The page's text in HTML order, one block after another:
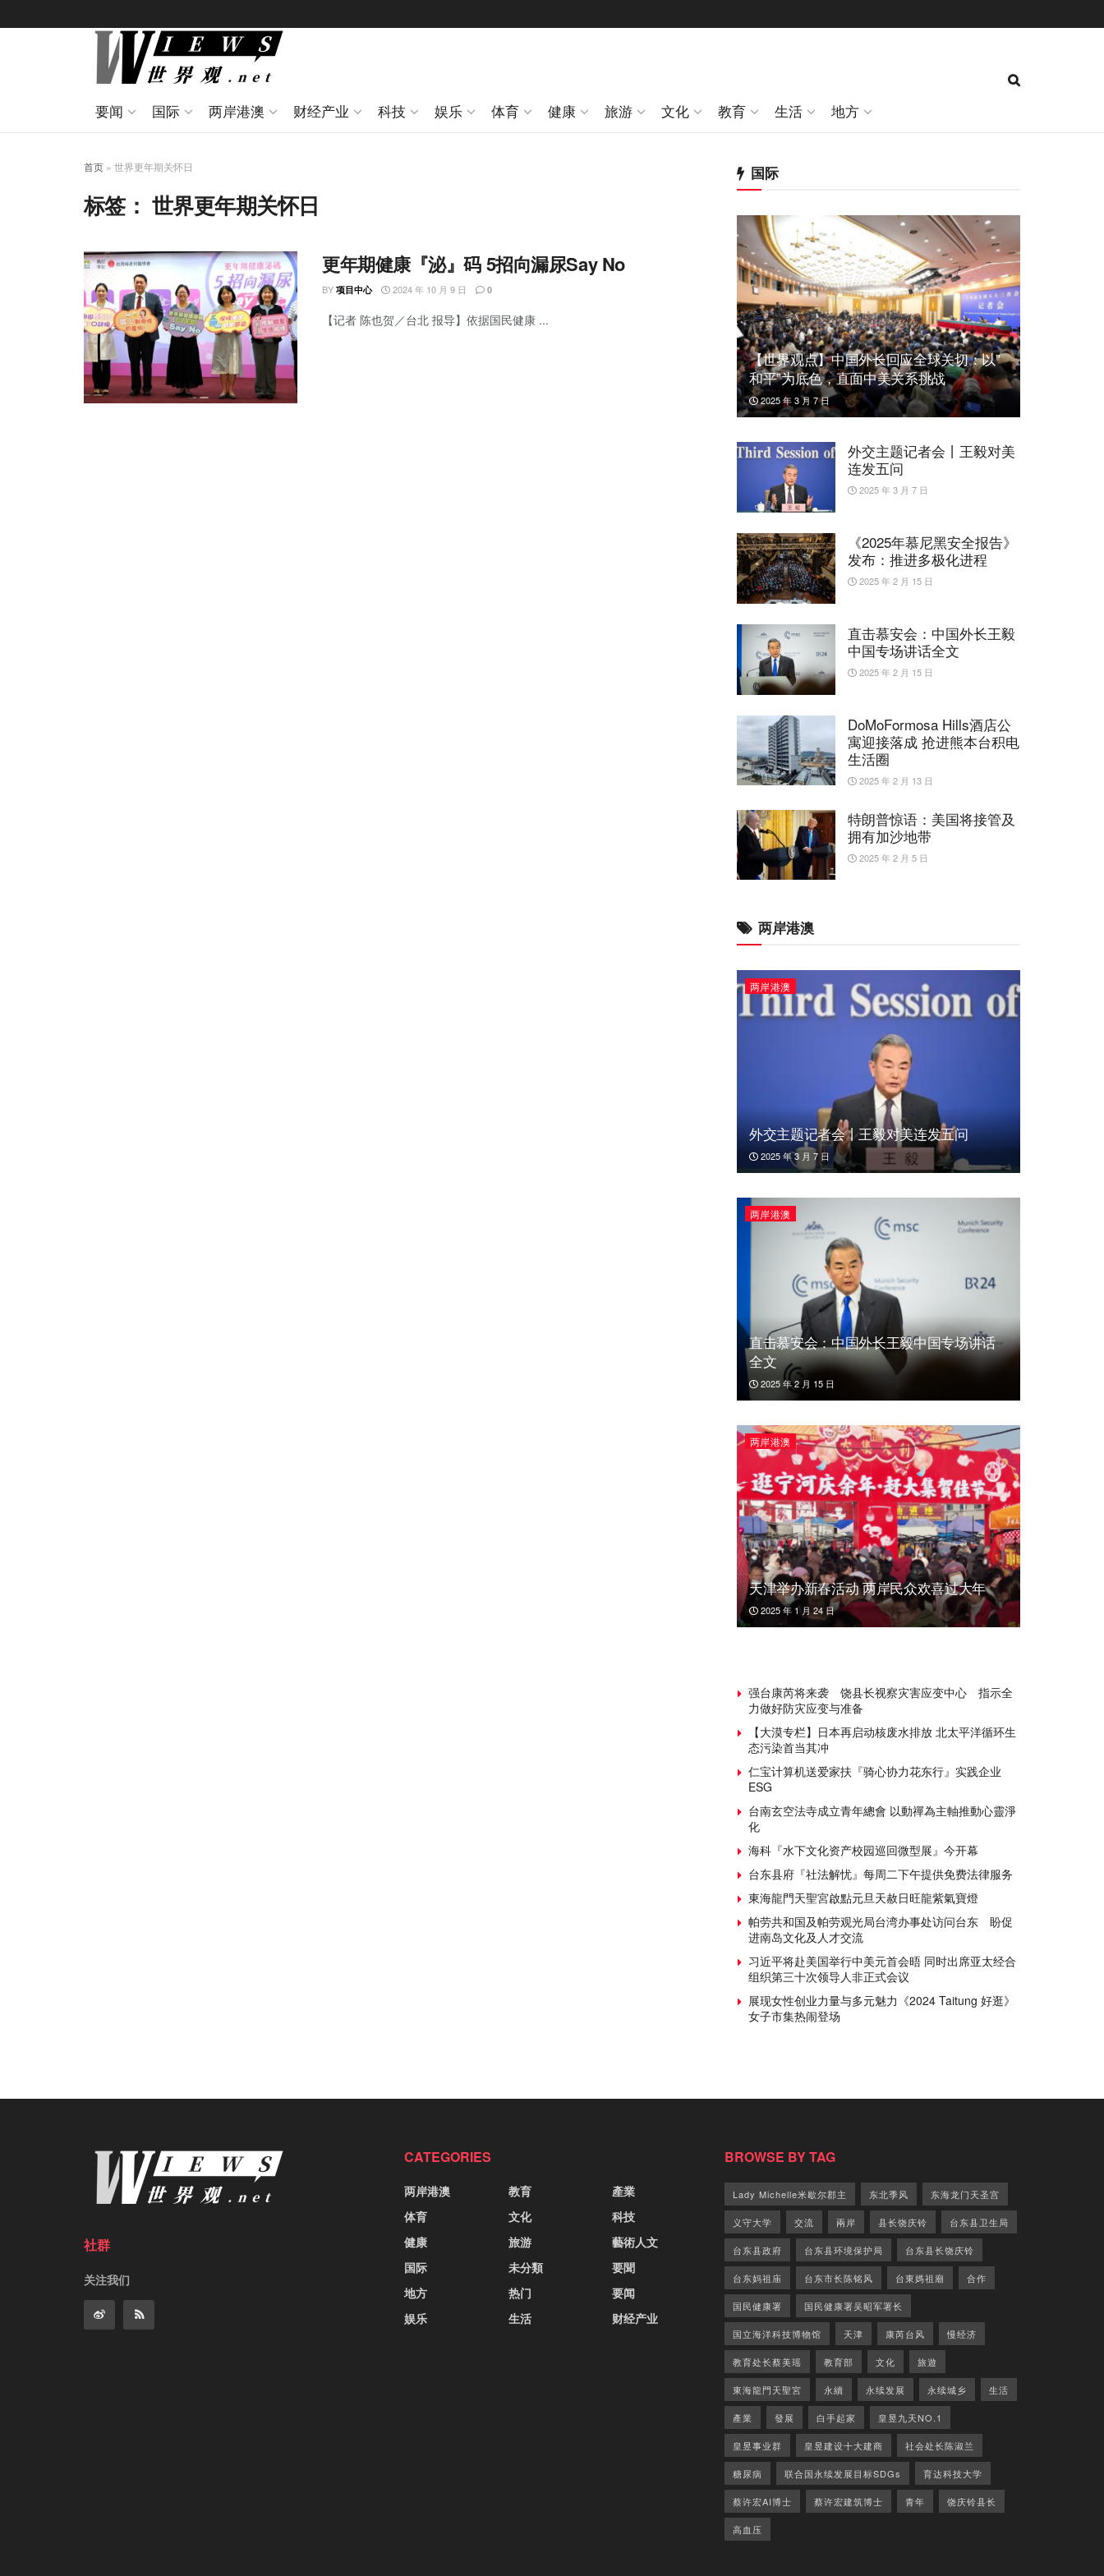
要闻 国际 两岸港澳 财经产业 科技 娱乐 体育 健康 旅游 文化 教育 生活 地方
首页 » 世界更年期关怀日
标签： 世界更年期关怀日
更年期健康『泌』码 5招向漏尿Say No
BY 项目中心 2024 年 10 月 9 日 0
【记者 陈也贺／台北 报导】依据国民健康 ...
国际
【世界观点】中国外长回应全球关切：以”
和平”为底色，直面中美关系挑战
2025 年 3 月 7 日
外交主题记者会丨王毅对美
连发五问
2025 年 3 月 7 日
《2025年慕尼黑安全报告》
发布：推进多极化进程
2025 年 2 月 15 日
直击慕安会：中国外长王毅
中国专场讲话全文
2025 年 2 月 15 日
DoMoFormosa Hills酒店公
寓迎接落成 抢进熊本台积电
生活圈
2025 年 2 月 13 日
特朗普惊语：美国将接管及
拥有加沙地带
2025 年 2 月 5 日
两岸港澳
两岸港澳
外交主题记者会丨王毅对美连发五问
2025 年 3 月 7 日
两岸港澳
直击慕安会：中国外长王毅中国专场讲话
全文
2025 年 2 月 15 日
两岸港澳
天津举办新春活动 两岸民众欢喜过大年
2025 年 1 月 24 日
强台康芮将来袭 饶县长视察灾害应变中心 指示全
力做好防灾应变与准备
【大漠专栏】日本再启动核废水排放 北太平洋循环生
态污染首当其冲
仁宝计算机送爱家扶『骑心协力花东行』实践企业
ESG
台南玄空法寺成立青年總會 以動禪為主軸推動心靈淨
化
海科『水下文化资产校园巡回微型展』今开幕
台东县府『社法解忧』每周二下午提供免费法律服务
東海龍門天聖宮啟點元旦天赦日旺龍紫氣寶燈
帕劳共和国及帕劳观光局台湾办事处访问台东 盼促
进南岛文化及人才交流
习近平将赴美国举行中美元首会晤 同时出席亚太经合
组织第三十次领导人非正式会议
展现女性创业力量与多元魅力《2024 Taitung 好逛》
女子市集热闹登场
社群
关注我们
CATEGORIES
两岸港澳
体育
健康
国际
地方
娱乐
教育
文化
旅游
未分類
热门
生活
產業
科技
藝術人文
要聞
要闻
财经产业
BROWSE BY TAG
Lady Michelle米歇尔郡主 东北季风 东海龙门天圣宫
义守大学 交流 兩岸 县长饶庆铃 台东县卫生局
台东县政府 台东县环境保护局 台东县长饶庆铃
台东妈祖庙 台东市长陈铭风 台東媽祖廟 合作
国民健康署 国民健康署吴昭军署长
国立海洋科技博物馆 天津 康芮台风 慢经济
教育处长蔡美瑶 教育部 文化 旅遊
東海龍門天聖宮 永續 永续发展 永续城乡 生活
產業 發展 白手起家 皇昱九天NO.1
皇昱事业群 皇昱建设十大建商 社会处长陈淑兰
糖尿病 联合国永续发展目标SDGs 育达科技大学
蔡许宏AI博士 蔡许宏建筑博士 青年 饶庆铃县长
高血压